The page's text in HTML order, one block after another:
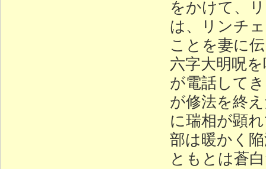
をかけて、
は、リンチ
ことを妻に
六字大明呪
が電話して
が修法を終
に瑞相が顕
部は暖かく
ともとは蒼